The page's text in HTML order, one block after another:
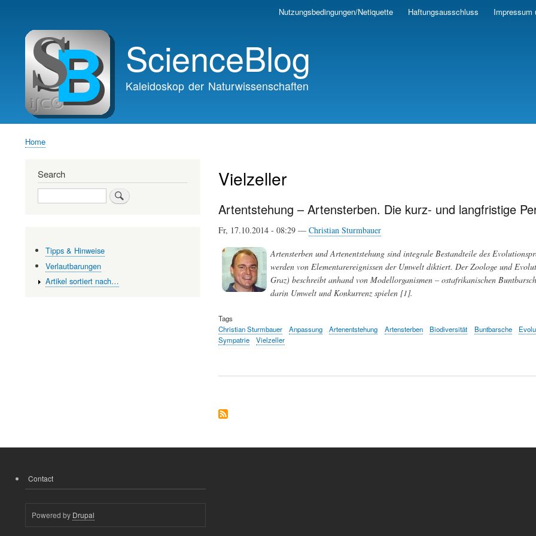
Skip
navigation
Nutzungsbedingungen/Netiquette Haftungsausschluss Impressum
ScienceBlog
Kaleidoskop der Naturwissenschaften
Home
Vielzeller
Artentstehung – Artensterben. Die kurz- und langfristige
Fr, 17.10.2014 - 08:29 — Christian Sturmbauer
Artensterben und Artenentstehung sind integrale Bestandteile des
werden von Elementarereignissen der Umwelt diktiert. Der Zoologe und
Graz) beschreibt anhand von Modellorganismen – ostafrikanischen
darin Umwelt und Konkurrenz spielen [1].
Tags
Christian Sturmbauer
Anpassung Artenentstehung Artensterben Biodiversität Buntbarsche
Sympatrie
Vielzeller
Search
Search
Tipps & Hinweise
Verlautbarungen
Artikel sortiert nach…
FOOTER
Contact
Powered by Drupal